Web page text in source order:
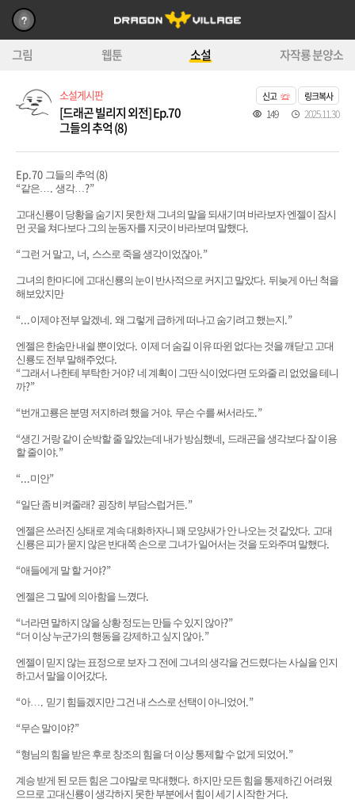
그림 웹툰 소설 자작룡 분양소
소설게시판
[드래곤 빌리지 외전] Ep.70
그들의 추억 (8)
신고 링크복사
149 2025.11.30
Ep.70 그들의 추억 (8)
“같은…. 생각…?”
고대신룡이 당황을 숨기지 못한 채 그녀의 말을 되새기며 바라보자 엔젤이 잠시
먼 곳을 쳐다보다 그의 눈동자를 지긋이 바라보며 말했다.
“그런 거 말고, 너, 스스로 죽을 생각이었잖아.”
그녀의 한마디에 고대신룡의 눈이 반사적으로 커지고 말았다. 뒤늦게 아닌 척을
해보았지만
“...이제야 전부 알겠네. 왜 그렇게 급하게 떠나고 숨기려고 했는지.”
엔젤은 한숨만 내쉴 뿐이었다. 이제 더 숨길 이유 따윈 없다는 것을 깨닫고 고대
신룡도 전부 말해주었다.
“그래서 나한테 부탁한 거야? 네 계획이 그딴 식이었다면 도와줄 리 없었을 테니
까?”
“번개고룡은 분명 저지하려 했을 거야. 무슨 수를 써서라도.”
“생긴 거랑 같이 순박할 줄 알았는데 내가 방심했네, 드래곤을 생각보다 잘 이용
할 줄이야.”
“...미안”
“일단 좀 비켜줄래? 굉장히 부담스럽거든.”
엔젤은 쓰러진 상태로 계속 대화하자니 꽤 모양새가 안 나오는 것 같았다. 고대
신룡은 피가 묻지 않은 반대쪽 손으로 그녀가 일어서는 것을 도와주며 말했다.
“애들에게 말 할 거야?”
엔젤은 그 말에 의아함을 느꼈다.
“너라면 말하지 않을 상황 정도는 만들 수 있지 않아?”
“더 이상 누군가의 행동을 강제하고 싶지 않아.”
엔젤이 믿지 않는 표정으로 보자 그 전에 그녀의 생각을 건드렸다는 사실을 인지
하고서 말을 이어갔다.
“아…. 믿기 힘들겠지만 그건 내 스스로 선택이 아니었어.”
“무슨 말이야?”
“형님의 힘을 받은 후로 창조의 힘을 더 이상 통제할 수 없게 되었어.”
계승 받게 된 모든 힘은 그야말로 막대했다. 하지만 모든 힘을 통제하긴 어려웠
으므로 고대신룡이 생각하지 못한 부분에서 힘이 세기 시작한 거다.